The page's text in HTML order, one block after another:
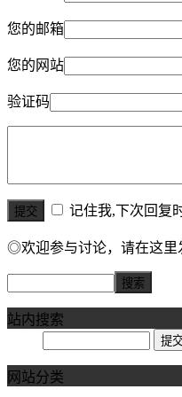
您的邮箱
您的网站
验证码
记住我,下次回复
◎欢迎参与讨论，请在这里
站内搜索
网站分类